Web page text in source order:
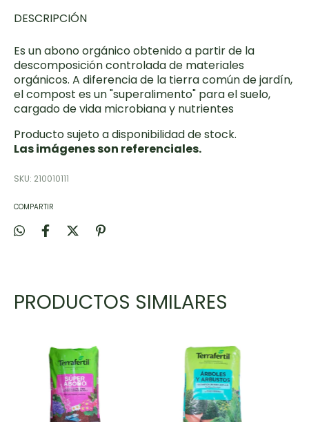
DESCRIPCIÓN
Es un abono orgánico obtenido a partir de la
descomposición controlada de materiales
orgánicos. A diferencia de la tierra común de jardín,
el compost es un "superalimento" para el suelo,
cargado de vida microbiana y nutrientes
Producto sujeto a disponibilidad de stock.
Las imágenes son referenciales.
SKU: 210010111
COMPARTIR
PRODUCTOS SIMILARES